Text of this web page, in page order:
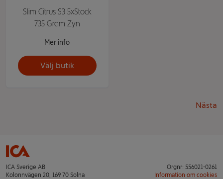
Slim Citrus S3 5xStock
735 Gram Zyn
Mer info
Välj butik
Nästa
ICA Sverige AB
Kolonnvägen 20, 169 70 Solna
Orgnr: 556021-0261
Information om cookies